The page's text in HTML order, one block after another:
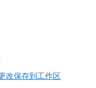
改保存到工作区